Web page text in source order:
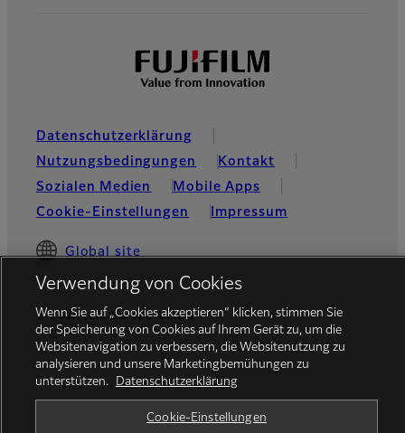
Datenschutzerklärung
Nutzungsbedingungen
Kontakt
Sozialen Medien
Mobile Apps
Cookie-Einstellungen
Impressum
Global site
© FUJIFILM Europe GmbH
Verwendung von Cookies
Wenn Sie auf „Cookies akzeptieren“ klicken, stimmen Sie
der Speicherung von Cookies auf Ihrem Gerät zu, um die
Websitenavigation zu verbessern, die Websitenutzung zu
analysieren und unsere Marketingbemühungen zu
unterstützen.
Datenschutzerklärung
Cookie-Einstellungen